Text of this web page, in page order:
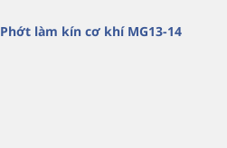
Phớt làm kín cơ khí MG13-14